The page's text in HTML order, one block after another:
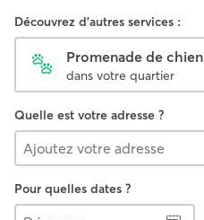
Découvrez d'autres services :
Promenade de chien
dans votre quartier
Quelle est votre adresse ?
Pour quelles dates ?
Démarrer